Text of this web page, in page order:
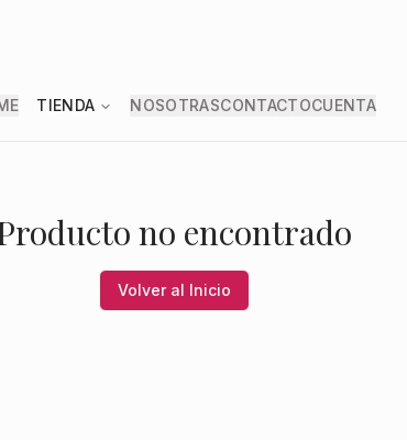
TIENDA NOSOTRASCONTACTOCUENTA
no encontrado
Volver al Inicio